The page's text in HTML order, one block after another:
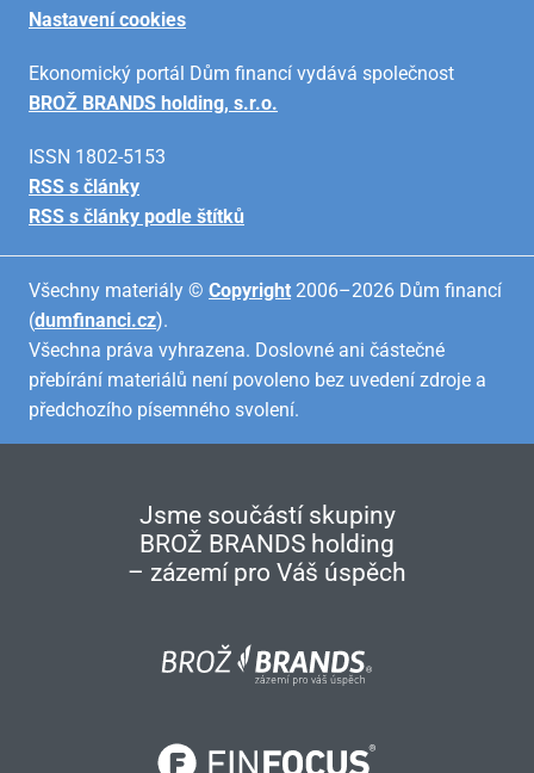
Nastavení cookies
Ekonomický portál Dům financí vydává společnost
BROŽ BRANDS holding, s.r.o.
ISSN 1802-5153
RSS s články
RSS s články podle štítků
Všechny materiály © Copyright 2006–2026 Dům financí
(dumfinanci.cz).
Všechna práva vyhrazena. Doslovné ani částečné
přebírání materiálů není povoleno bez uvedení zdroje a
předchozího písemného svolení.
Jsme součástí skupiny
BROŽ BRANDS holding
– zázemí pro Váš úspěch